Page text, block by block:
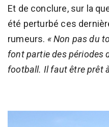
Et de conclure, sur la
été perturbé ces
rumeurs. « Non pas du
font partie des périodes
football. Il faut être prêt